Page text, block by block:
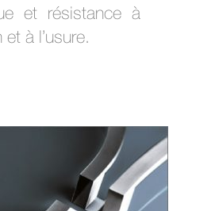
et résistance à
et à l’usure.